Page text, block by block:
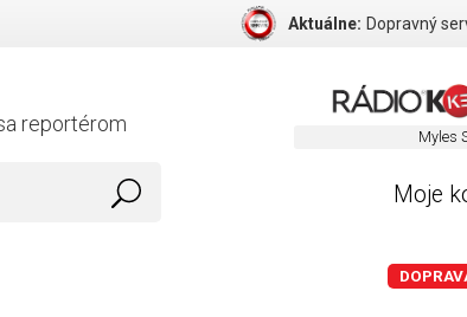
Dolnozemplínska
Myles Smith
reportérom
Moje